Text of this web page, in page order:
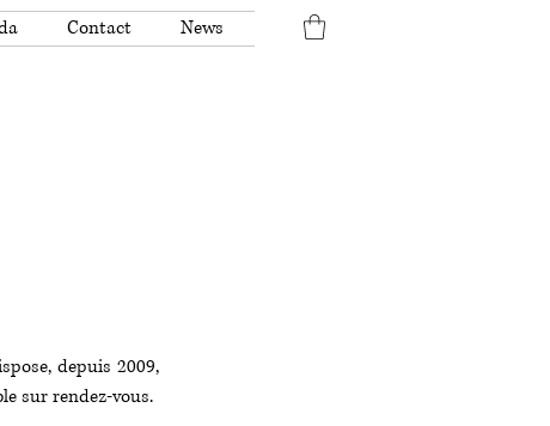
Contact News
depuis 2009,
sur rendez-vous.